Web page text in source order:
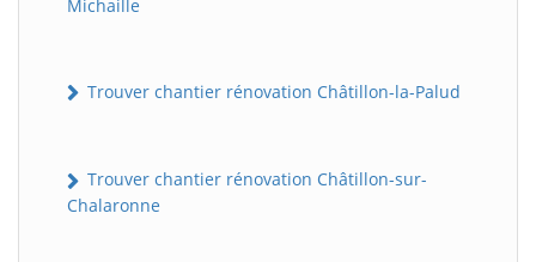
Michaille
Trouver chantier rénovation Châtillon-la-Palud
Trouver chantier rénovation Châtillon-sur-
Chalaronne